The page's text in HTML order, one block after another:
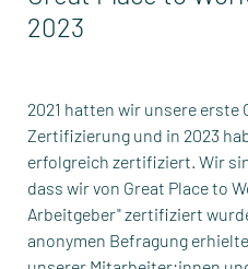
2023
2021 hatten wir unsere erste
Zertifizierung und in 2023
erfolgreich zertifiziert. Wir
dass wir von Great Place to
Arbeitgeber" zertifiziert
anonymen Befragung